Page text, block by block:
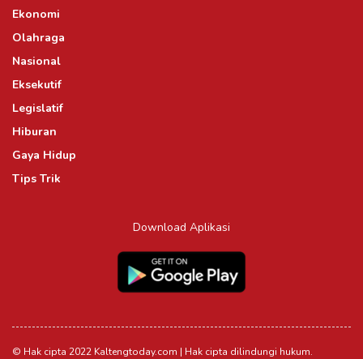
Ekonomi
Olahraga
Nasional
Eksekutif
Legislatif
Hiburan
Gaya Hidup
Tips Trik
Download Aplikasi
© Hak cipta 2022 Kaltengtoday.com | Hak cipta dilindungi hukum.